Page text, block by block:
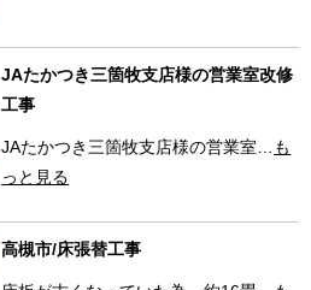
JAたかつき三箇牧支店様の営業室改修
工事
JAたかつき三箇牧支店様の営業室…
も
っと見る
高槻市/床張替工事